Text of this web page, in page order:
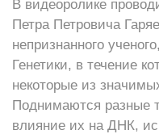
В видеоролике
Петра Петровича
непризнанного
Генетики, в течение
некоторые из
Поднимаются разные
влияние их на ДНК,